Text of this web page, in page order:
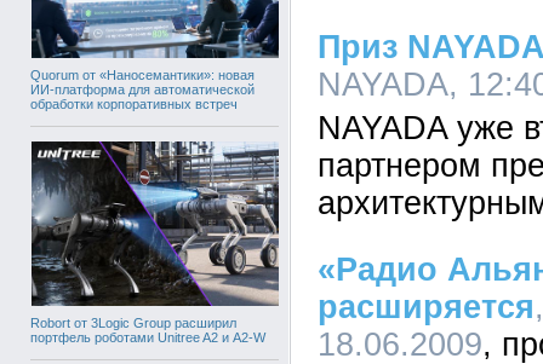
Quorum от «Наносемантики»: новая
ИИ-платформа для автоматической
обработки корпоративных встреч
Robort от 3Logic Group расширил
портфель роботами Unitree A2 и A2-W
Приз
NAYADA,
NAYADA уже
партнером
«Радио
расширяется
18.06.2009